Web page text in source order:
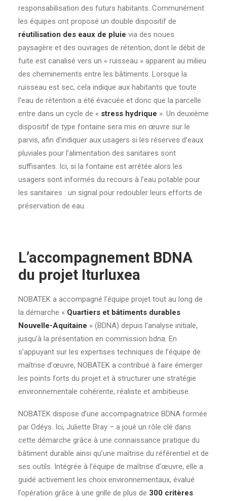
responsabilisation des futurs habitants. Communément
les équipes ont proposé un double dispositif de
réutilisation des eaux de pluie via des noues
paysagère et des ouvrages de rétention, dont le débit de
fuite est canalisé vers un « ruisseau » apparent au milieu
des cheminements entre les bâtiments. Lorsque la
ruisseau est sec, cela indique aux habitants que toute
l’eau de rétention a été évacuée et donc que la parcelle
entre dans un cycle de « stress hydrique ». Un deuxième
dispositif de type fontaine sera mis en œuvre sur le
parvis, afin d’indiquer aux usagers si les réserves d’eaux
pluviales pour l’alimentation des sanitaires sont
suffisantes. Ici, si la fontaine est arrêtée alors les
usagers sont informés du recours à l’eau potable pour
les sanitaires : un signal pour redoubler leurs efforts de
préservation de eau.
L’accompagnement BDNA
du projet Iturluxea
NOBATEK a accompagné l’équipe projet tout au long de
la démarche « Quartiers et bâtiments durables
Nouvelle-Aquitaine » (BDNA) depuis l’analyse initiale,
jusqu’à la présentation en commission bdna. En
s’appuyant sur les expertises techniques de l’équipe de
maîtrise d’œuvre, NOBATEK a contribué à faire émerger
les points forts du projet et à structurer une stratégie
environnementale cohérente, réaliste et ambitieuse.
NOBATEK dispose d’une accompagnatrice BDNA formée
par Odéys. Ici, Juliette Bray – a joué un rôle clé dans
cette démarche grâce à une connaissance pratique du
bâtiment durable ainsi qu’une maîtrise du référentiel et de
ses outils. Intégrée à l’équipe de maîtrise d’œuvre, elle a
guidé activement les choix environnementaux, évalué
l’opération grâce à une grille de plus de 300 critères